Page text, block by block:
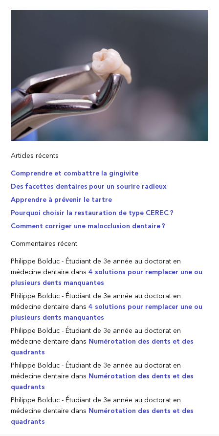
Articles récents
Comprendre et combattre la gingivite
Des facettes dentaires pour un sourire radieux
Apprendre à prévenir le tartre
Pourquoi choisir la restauration de type CEREC ?
Comment corriger une malocclusion dentaire ?
Commentaires récent
Philippe Bolduc - Étudiant de 3e année au doctorat en
médecine dentaire dans4 solutions pour remplacer une ou
plusieurs dents manquantes
Philippe Bolduc - Étudiant de 3e année au doctorat en
médecine dentaire dans4 solutions pour remplacer une ou
plusieurs dents manquantes
Philippe Bolduc - Étudiant de 3e année au doctorat en
médecine dentaire dans Numérotation des dents et des
quadrants
Philippe Bolduc - Étudiant de 3e année au doctorat en
médecine dentaire dans Numérotation des dents et des
quadrants
Philippe Bolduc - Étudiant de 3e année au doctorat en
médecine dentaire dans Numérotation des dents et des
quadrants